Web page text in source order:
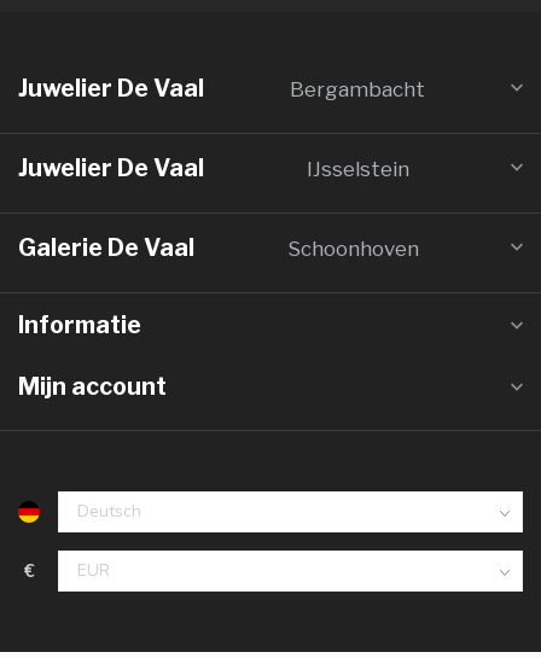
Juwelier De Vaal Bergambacht
Juwelier De Vaal IJsselstein
Galerie De Vaal Schoonhoven
Informatie
Mijn account
€